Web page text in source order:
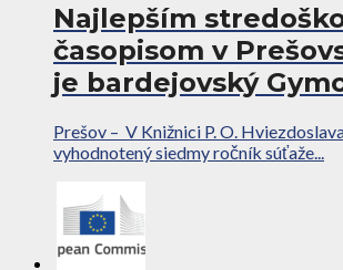
Najlepším
časopisom v
je bardejovský
Prešov – V Knižnici P. O.
vyhodnotený siedmy ročník súťaže...